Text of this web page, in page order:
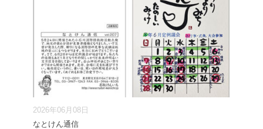
2026年06月08日
なとけん通信